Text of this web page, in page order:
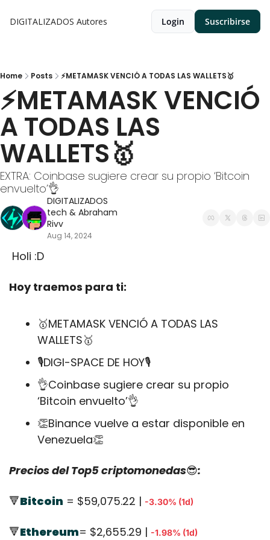
DIGITALIZADOS Autores Login Suscribirse
Home Posts ⚡METAMASK VENCIÓ A TODAS LAS WALLETS🥇
⚡METAMASK VENCIÓ
A TODAS LAS
WALLETS🥇
EXTRA: Coinbase sugiere crear su propio ‘Bitcoin
envuelto’👌
DIGITALIZADOS
tech & Abraham
Rivv
Aug 14, 2024
Holi :D
Hoy traemos para ti:
🥇METAMASK VENCIÓ A TODAS LAS
WALLETS🥇
🎙️DIGI-SPACE DE HOY🎙️
👌Coinbase sugiere crear su propio
‘Bitcoin envuelto’👌
👏Binance vuelve a estar disponible en
Venezuela👏
Precios del Top5 criptomonedas😎:
🔻Bitcoin = $59,075.22 | -3.30% (1d)
🔻Ethereum= $2,655.29 | -1.98% (1d)